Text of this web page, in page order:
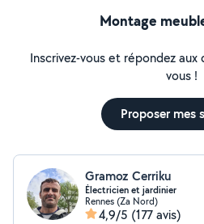
Montage
Inscrivez-vous et répondez
vous !
Proposer mes
Gramoz Cerriku
Électricien et jardinier
Rennes (Za Nord)
4,9/5 (177 avis)